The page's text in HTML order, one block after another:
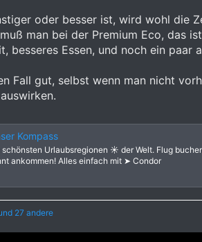
oder besser ist, wird wohl die
man bei der Premium Eco, das
besseres Essen, und noch ein paar
Fall gut, selbst wenn man nicht
Kompass
Urlaubsregionen ☀️ der Welt. Flug
ankommen! Alles einfach mit ➤ Condor
27 andere